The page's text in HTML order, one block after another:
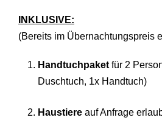
INKLUSIVE:
(Bereits im Übernachtungspreis
Handtuchpaket für 2
Duschtuch, 1x Handtuch)
Haustiere auf Anfrage